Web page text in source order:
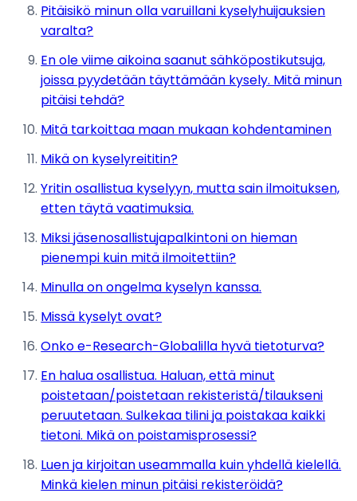
Pitäisikö minun olla varuillani kyselyhuijauksien
varalta?
En ole viime aikoina saanut sähköpostikutsuja,
joissa pyydetään täyttämään kysely. Mitä minun
pitäisi tehdä?
Mitä tarkoittaa maan mukaan kohdentaminen
Mikä on kyselyreititin?
Yritin osallistua kyselyyn, mutta sain ilmoituksen,
etten täytä vaatimuksia.
Miksi jäsenosallistujapalkintoni on hieman
pienempi kuin mitä ilmoitettiin?
Minulla on ongelma kyselyn kanssa.
Missä kyselyt ovat?
Onko e-Research-Globalilla hyvä tietoturva?
En halua osallistua. Haluan, että minut
poistetaan/poistetaan rekisteristä/tilaukseni
peruutetaan. Sulkekaa tilini ja poistakaa kaikki
tietoni. Mikä on poistamisprosessi?
Luen ja kirjoitan useammalla kuin yhdellä kielellä.
Minkä kielen minun pitäisi rekisteröidä?